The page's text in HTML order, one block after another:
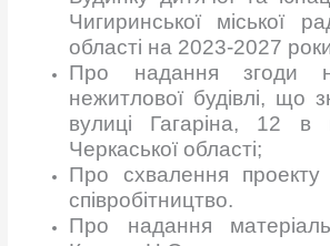
Чигиринської міської
області на 2023-2027
Про надання згоди
нежитлової будівлі, що
вулиці Гагаріна, 12 в
Черкаської області;
Про схвалення проекту
співробітництво.
Про надання